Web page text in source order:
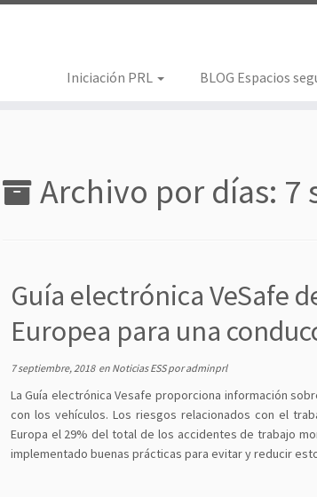
Iniciación PRL BLOG Espacios
Archivo por días: 7
Guía electrónica VeSafe
Europea para una
7 septiembre, 2018en Noticias ESSporadminprl
La Guía electrónica Vesafe proporciona información
con los vehículos. Los riesgos relacionados con el
Europa el 29% del total de los accidentes de trabajo
implementado buenas prácticas para evitar y reducir